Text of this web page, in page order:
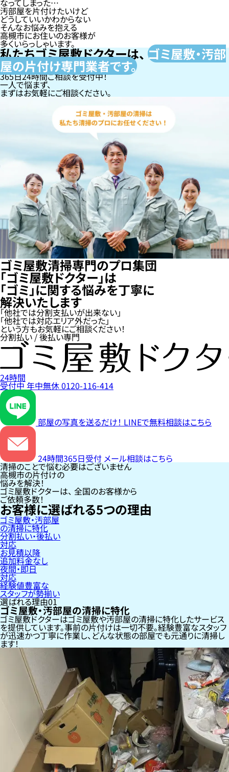
なってしまった…
汚部屋を片付けたいけど
どうしていいかわからない
そんなお悩みを抱える
高槻市にお住いのお客様が
多くいらっしゃいます。
私たちゴミ屋敷ドクターは、ゴミ屋敷・汚部
屋の片付け専門業者です。
365日24時間ご相談を受付中！
一人で悩まず、
まずはお気軽にご相談ください。
ゴミ屋敷清掃専門のプロ集団
「ゴミ屋敷ドクター」は
「ゴミ」に関する悩みを丁寧に
解決いたします
「他社では分割支払いが出来ない」
「他社では対応エリア外だった」
という方もお気軽にご相談ください！
分割払い / 後払い専門
24時間
受付中年中無休0120-116-414
部屋の写真を送るだけ！ LINEで無料相談はこちら
24時間365日受付 メール相談はこちら
清掃のことで悩む必要はございません
高槻市の片付けの
悩みを解決！
ゴミ屋敷ドクターは、 全国のお客様から
ご依頼多数！
お客様に選ばれる5つの理由
ゴミ屋敷・汚部屋
の清掃に特化
分割払い・後払い
対応
お見積以降
追加料金なし
夜間・即日
対応
経験値豊富な
スタッフが勢揃い
選ばれる理由01
ゴミ屋敷・汚部屋の清掃に特化
ゴミ屋敷ドクターはゴミ屋敷や汚部屋の清掃に特化したサービス
を提供しています。事前の片付けは一切不要。経験豊富なスタッフ
が迅速かつ丁寧に作業し、どんな状態の部屋でも元通りに清掃し
ます！